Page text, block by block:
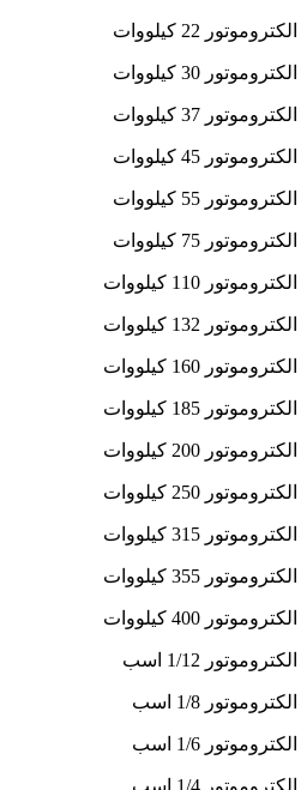
الکتروموتور 22 کیلووات
الکتروموتور 30 کیلووات
الکتروموتور 37 کیلووات
الکتروموتور 45 کیلووات
الکتروموتور 55 کیلووات
الکتروموتور 75 کیلووات
الکتروموتور 110 کیلووات
الکتروموتور 132 کیلووات
الکتروموتور 160 کیلووات
الکتروموتور 185 کیلووات
الکتروموتور 200 کیلووات
الکتروموتور 250 کیلووات
الکتروموتور 315 کیلووات
الکتروموتور 355 کیلووات
الکتروموتور 400 کیلووات
الکتروموتور 1/12 اسب
الکتروموتور 1/8 اسب
الکتروموتور 1/6 اسب
الکتروموتور 1/4 اسب